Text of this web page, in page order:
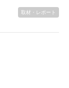
取材・レポート